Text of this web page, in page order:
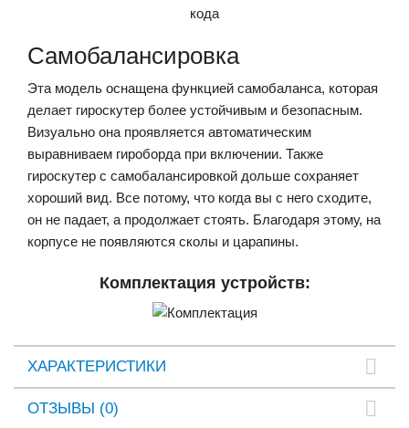
кода
Самобалансировка
Эта модель оснащена функцией самобаланса, которая
делает гироскутер более устойчивым и безопасным.
Визуально она проявляется автоматическим
выравниваем гироборда при включении. Также
гироскутер с самобалансировкой дольше сохраняет
хороший вид. Все потому, что когда вы с него сходите,
он не падает, а продолжает стоять. Благодаря этому, на
корпусе не появляются сколы и царапины.
Комплектация устройств:
ХАРАКТЕРИСТИКИ
ОТЗЫВЫ (0)